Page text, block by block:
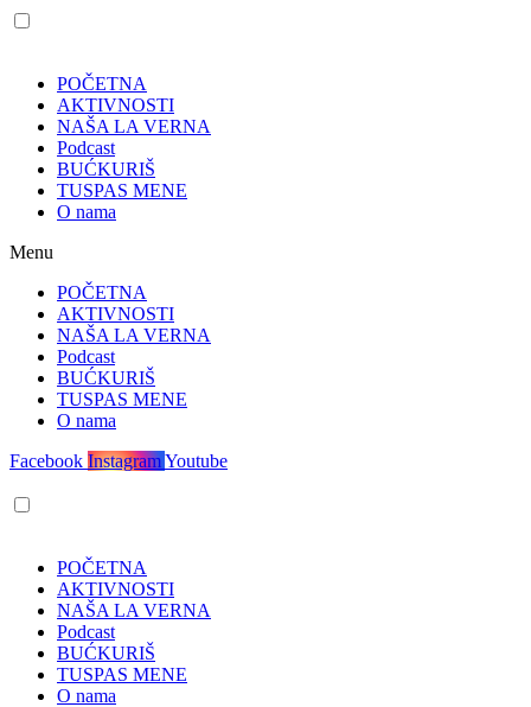
POČETNA
AKTIVNOSTI
NAŠA LA VERNA
Podcast
BUĆKURIŠ
TUSPAS MENE
O nama
Menu
POČETNA
AKTIVNOSTI
NAŠA LA VERNA
Podcast
BUĆKURIŠ
TUSPAS MENE
O nama
Facebook InstagramYoutube
POČETNA
AKTIVNOSTI
NAŠA LA VERNA
Podcast
BUĆKURIŠ
TUSPAS MENE
O nama